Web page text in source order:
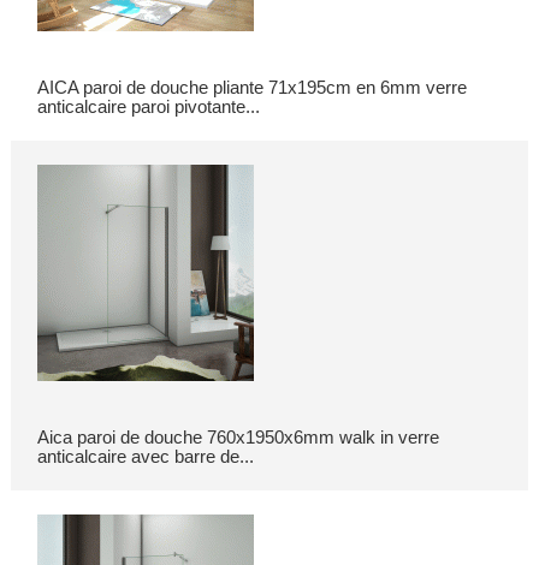
AICA paroi de douche pliante 71x195cm en 6mm verre
anticalcaire paroi pivotante...
Aica paroi de douche 760x1950x6mm walk in verre
anticalcaire avec barre de...